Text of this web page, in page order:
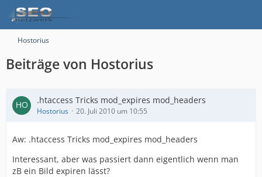
Hostorius
Beiträge von Hostorius
.htaccess Tricks mod_expires mod_headers
Hostorius 20. Juli 2010 um 10:55
Aw: .htaccess Tricks mod_expires mod_headers
Interessant, aber was passiert dann eigentlich wenn man
zB ein Bild expiren lässt?